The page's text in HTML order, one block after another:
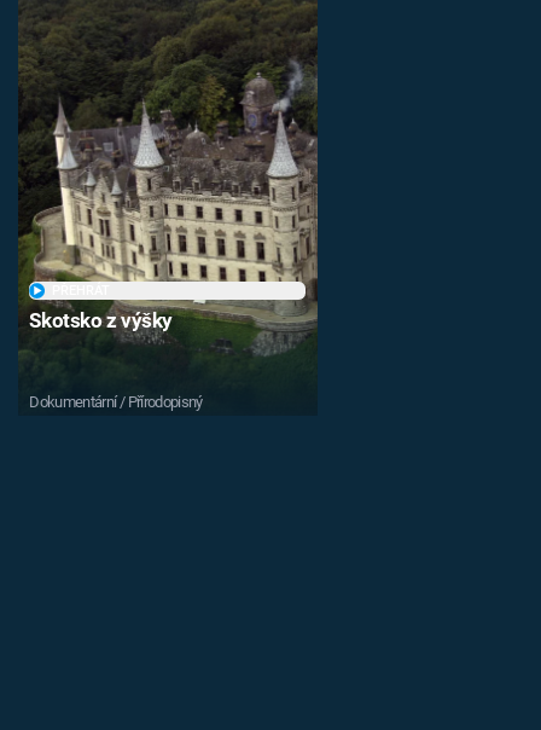
Skotsko z výšky
Dokumentární / Přírodopisný